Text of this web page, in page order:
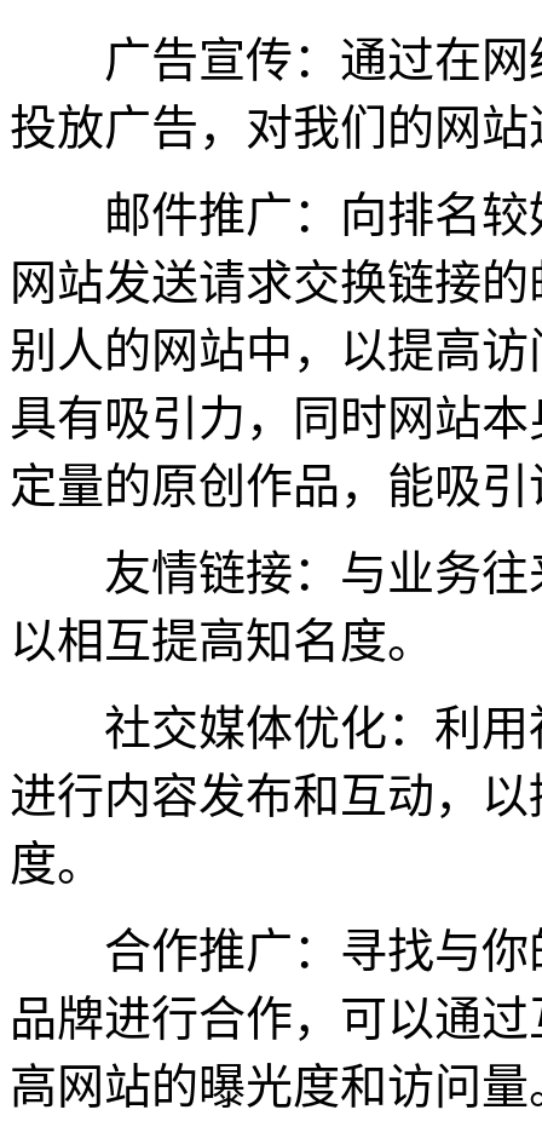
广告宣传：通过在网
投放广告，对我们的网
邮件推广：向排名较
网站发送请求交换链接
别人的网站中，以提高
具有吸引力，同时网站
定量的原创作品，能吸
友情链接：与业务往
以相互提高知名度。
社交媒体优化：利用
进行内容发布和互动，
度。
合作推广：寻找与你
品牌进行合作，可以通
高网站的曝光度和访问量